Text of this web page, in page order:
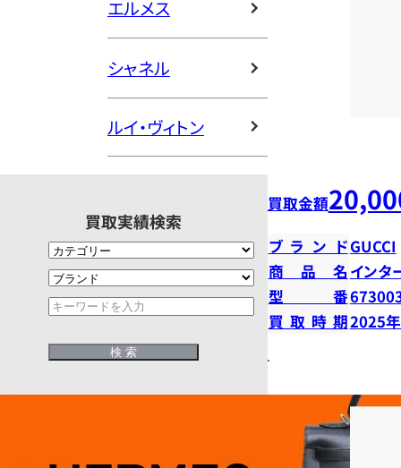
エルメス
シャネル
ルイ・ヴィトン
買取実績検索
買取金額
ブランドGUCCI
商品名 インタ
型番
買取時期2025